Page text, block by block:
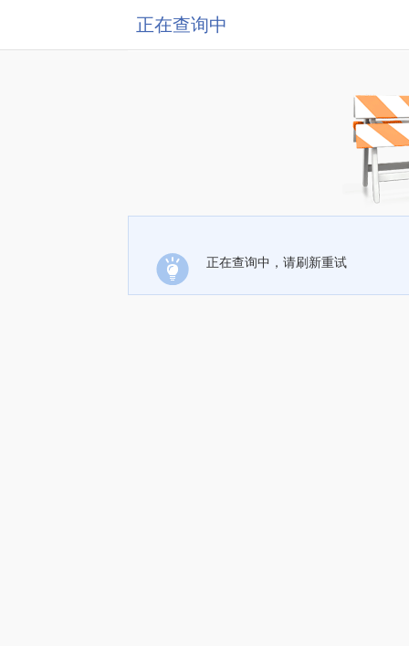
正在查询中
正在查询中，请刷新重试